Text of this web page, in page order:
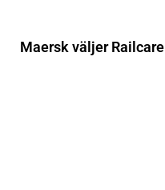
Maersk väljer Railcare